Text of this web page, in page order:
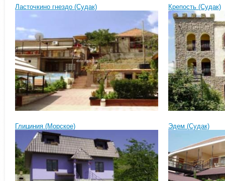
Ласточкино гнездо (Судак) Крепость (Судак)
Глициния (Морское) Эдем (Судак)